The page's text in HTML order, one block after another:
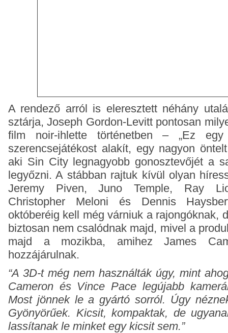
A rendező arról is eleresztett néhány
sztárja, Joseph Gordon-Levitt pontosan
film noir-ihlette történetben – „Ez
szerencsejátékost alakít, egy nagyon
aki Sin City legnagyobb gonosztevőjét a
legyőzni. A stábban rajtuk kívül olyan
Jeremy Piven, Juno Temple, Ray
Christopher Meloni és Dennis
októberéig kell még várniuk a rajongóknak,
biztosan nem csalódnak majd, mivel a
majd a mozikba, amihez James
hozzájárulnak.
“A 3D-t még nem használták úgy, mint
Cameron és Vince Pace legújabb
Most jönnek le a gyártó sorról. Úgy
Gyönyörűek. Kicsit, kompaktak, de
lassítanak le minket egy kicsit sem.”